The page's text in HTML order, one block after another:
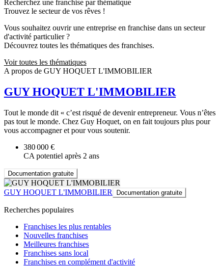
Recherchez une franchise par thématique
Trouvez le secteur de vos rêves !
Vous souhaitez ouvrir une entreprise en franchise dans un secteur
d'activité particulier ?
Découvrez toutes les thématiques des franchises.
Voir toutes les thématiques
A propos de GUY HOQUET L'IMMOBILIER
GUY HOQUET L'IMMOBILIER
Tout le monde dit « c’est risqué de devenir entrepreneur. Vous n’êtes
pas tout le monde. Chez Guy Hoquet, on en fait toujours plus pour
vous accompagner et pour vous soutenir.
380 000 €
CA potentiel après 2 ans
Documentation gratuite
GUY HOQUET L'IMMOBILIER Documentation gratuite
Recherches populaires
Franchises les plus rentables
Nouvelles franchises
Meilleures franchises
Franchises sans local
Franchises en complément d'activité